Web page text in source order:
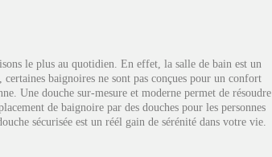
le plus au quotidien. En effet, la salle de bain est un
baignoires ne sont pas conçues pour un confort
Une douche sur-mesure et moderne permet de résoudre
de baignoire par des douches pour les personnes
sécurisée est un réél gain de sérénité dans votre vie.